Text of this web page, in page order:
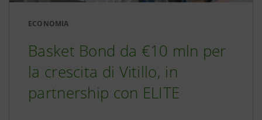
ECONOMIA
Basket Bond da €10 mln per
la crescita di Vitillo, in
partnership con ELITE